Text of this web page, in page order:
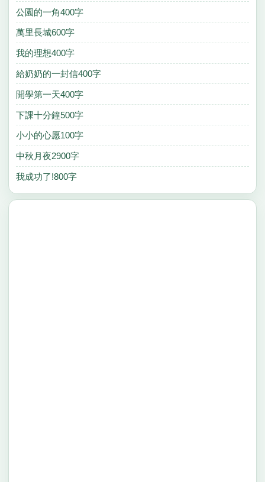
公園的一角400字
萬里長城600字
我的理想400字
給奶奶的一封信400字
開學第一天400字
下課十分鐘500字
小小的心愿100字
中秋月夜2900字
我成功了!800字